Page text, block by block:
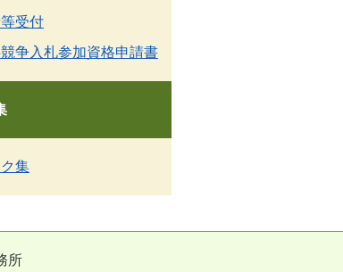
受付
争入札参加資格申請書
集
所